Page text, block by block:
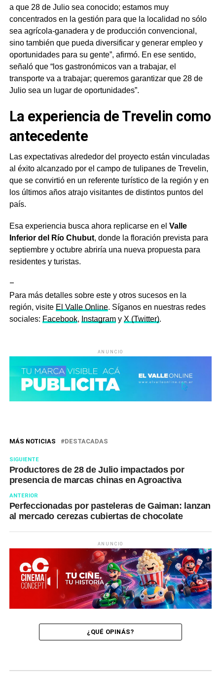
a que 28 de Julio sea conocido; estamos muy
concentrados en la gestión para que la localidad no sólo
sea agrícola-ganadera y de producción convencional,
sino también que pueda diversificar y generar empleo y
oportunidades para su gente”, afirmó. En ese sentido,
señaló que “los gastronómicos van a trabajar, el
transporte va a trabajar; queremos garantizar que 28 de
Julio sea un lugar de oportunidades”.
La experiencia de Trevelin como
antecedente
Las expectativas alrededor del proyecto están vinculadas
al éxito alcanzado por el campo de tulipanes de Trevelin,
que se convirtió en un referente turístico de la región y en
los últimos años atrajo visitantes de distintos puntos del
país.
Esa experiencia busca ahora replicarse en el Valle
Inferior del Río Chubut, donde la floración prevista para
septiembre y octubre abriría una nueva propuesta para
residentes y turistas.
–
Para más detalles sobre este y otros sucesos en la
región, visite El Valle Online. Síganos en nuestras redes
sociales: Facebook, Instagramy X (Twitter).
ANUNCIO
MÁS NOTICIAS DESTACADAS
SIGUIENTE
Productores de 28 de Julio impactados por
presencia de marcas chinas en Agroactiva
ANTERIOR
Perfeccionadas por pasteleras de Gaiman: lanzan
al mercado cerezas cubiertas de chocolate
ANUNCIO
¿QUÉ OPINÁS?